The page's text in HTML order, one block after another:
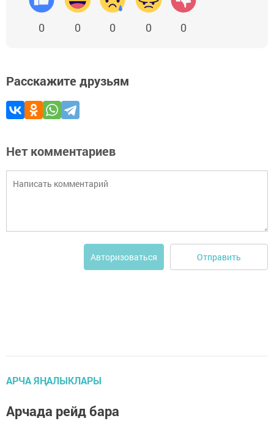
0 0 0 0 0
Расскажите друзьям
Нет комментариев
Авторизоваться Отправить
АРЧА ЯҢАЛЫКЛАРЫ
Арчада рейд бара